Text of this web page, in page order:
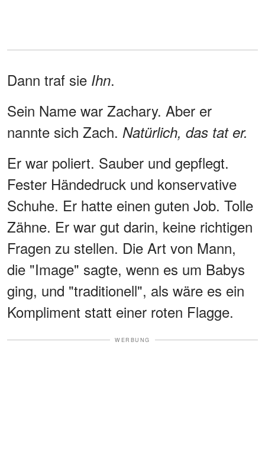
Dann traf sie Ihn.
Sein Name war Zachary. Aber er
nannte sich Zach. Natürlich, das tat er.
Er war poliert. Sauber und gepflegt.
Fester Händedruck und konservative
Schuhe. Er hatte einen guten Job. Tolle
Zähne. Er war gut darin, keine richtigen
Fragen zu stellen. Die Art von Mann,
die "Image" sagte, wenn es um Babys
ging, und "traditionell", als wäre es ein
Kompliment statt einer roten Flagge.
WERBUNG